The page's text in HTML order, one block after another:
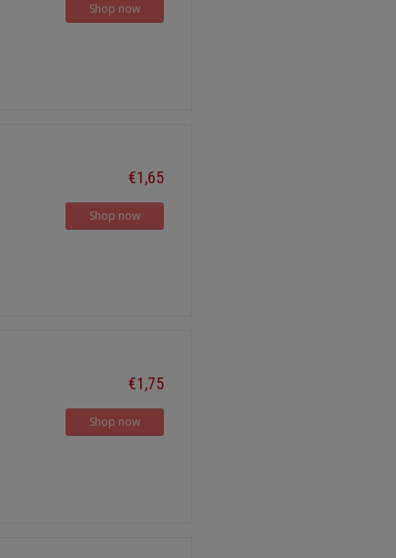
Shop now
€1,65
Shop now
€1,75
Shop now